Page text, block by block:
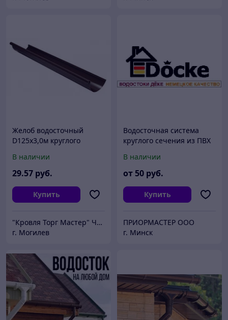
Желоб водосточный
D125х3,0м круглого
В наличии
29.57 руб.
Купить
"Кровля Торг Мастер" ЧТУП
г. Могилев
Водосточная система
круглого сечения из ПВХ
В наличии
от 50 руб.
Купить
ПРИОРМАСТЕР ООО
г. Минск